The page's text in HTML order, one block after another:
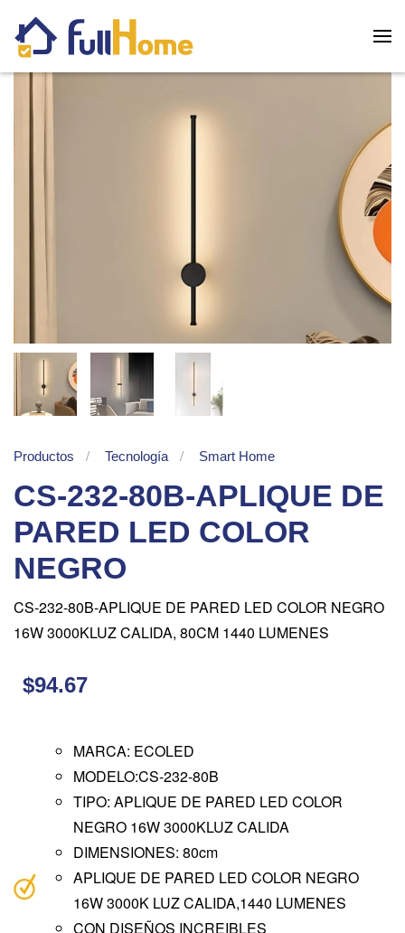
Skip to main content
Productos Tecnología Smart Home
CS-232-80B-APLIQUE DE
PARED LED COLOR
NEGRO
CS-232-80B-APLIQUE DE PARED LED COLOR NEGRO
16W 3000KLUZ CALIDA, 80CM 1440 LUMENES
$94.67
MARCA: ECOLED
MODELO:CS-232-80B
TIPO: APLIQUE DE PARED LED COLOR
NEGRO 16W 3000KLUZ CALIDA
DIMENSIONES: 80cm
APLIQUE DE PARED LED COLOR NEGRO
16W 3000K LUZ CALIDA,1440 LUMENES
CON DISEÑOS INCREIBLES